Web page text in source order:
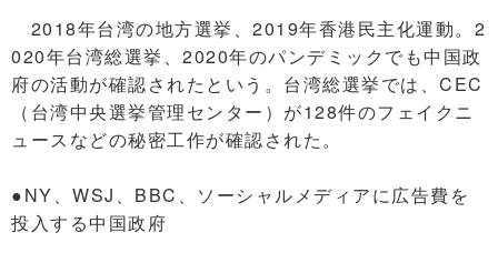
2018年台湾の地方選挙、2019年香港民主化運動。2
020年台湾総選挙、2020年のパンデミックでも中国政
府の活動が確認されたという。台湾総選挙では、CEC
（台湾中央選挙管理センター）が128件のフェイクニ
ュースなどの秘密工作が確認された。
●NY、WSJ、BBC、ソーシャルメディアに広告費を
投入する中国政府